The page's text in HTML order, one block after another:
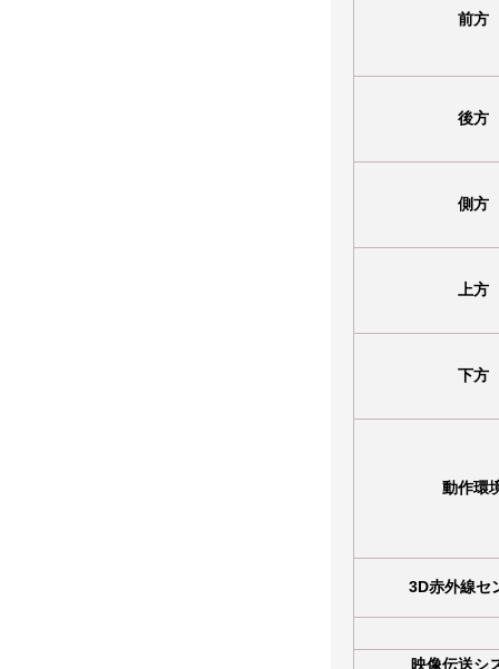
前方
後方
側方
上方
下方
動作環
3D赤外線セ
映像伝送シ